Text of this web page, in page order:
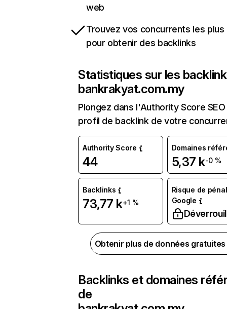
web
Trouvez vos concurrents les
pour obtenir des backlinks
Statistiques sur les
bankrakyat.com.my
Plongez dans l'Authority Score
profil de backlink de votre
Authority Score
44
Domaines
5,37 k-0 %
Backlinks
73,77 k+1 %
Risque de
Google
Obtenir plus de données
Backlinks et domaines
de